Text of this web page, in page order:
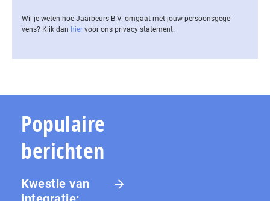
Wil je weten hoe Jaarbeurs B.V. omgaat met jouw per­soons­ge­ge­
vens? Klik dan hier voor ons privacy statement.
Populaire
berichten
Kwestie van